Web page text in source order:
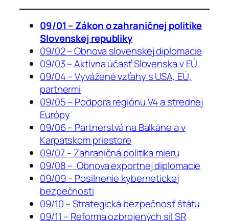
09/01 – Zákon o zahraničnej politike
Slovenskej republiky
09/02 – Obnova slovenskej diplomacie
09/03 – Aktívna účasť Slovenska v EÚ
09/04 – Vyvážené vzťahy s USA, EÚ,
partnermi
09/05 – Podpora regiónu V4 a strednej
Európy
09/06 – Partnerstvá na Balkáne a v
Karpatskom priestore
09/07 – Zahraničná politika mieru
09/08 – Obnova exportnej diplomacie
09/09 – Posilnenie kybernetickej
bezpečnosti
09/10 – Strategická bezpečnosť štátu
09/11 – Reforma ozbrojených síl SR